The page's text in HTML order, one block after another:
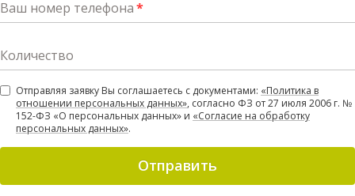
Ваш номер телефона*
Количество
Отправляя заявку Вы соглашаетесь с документами: «Политика в
отношении персональных данных», согласно ФЗ от 27 июля 2006 г. №
152-ФЗ «О персональных данных» и «Согласие на обработку
персональных данных».
Отправить